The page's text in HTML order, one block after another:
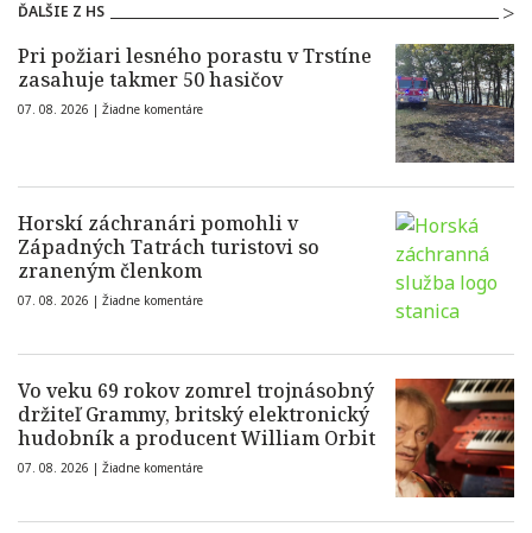
ĎALŠIE Z HS
Pri požiari lesného porastu v Trstíne
zasahuje takmer 50 hasičov
07. 08. 2026 | Žiadne komentáre
Horskí záchranári pomohli v
Západných Tatrách turistovi so
zraneným členkom
07. 08. 2026 | Žiadne komentáre
Vo veku 69 rokov zomrel trojnásobný
držiteľ Grammy, britský elektronický
hudobník a producent William Orbit
07. 08. 2026 | Žiadne komentáre